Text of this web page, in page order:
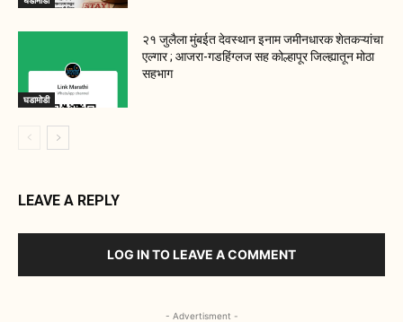
घडामोडी
२१ जुलैला मुंबईत देवस्थान इनाम जमीनधारक शेतकऱ्यांचा
एल्गार ; आजरा-गडहिंग्लज सह कोल्हापूर जिल्ह्यातून मोठा
सहभाग
LEAVE A REPLY
LOG IN TO LEAVE A COMMENT
- Advertisment -